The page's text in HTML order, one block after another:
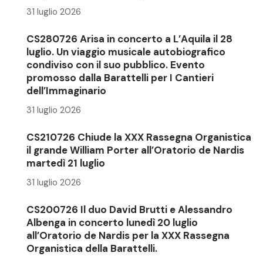
31 luglio 2026
CS280726 Arisa in concerto a L’Aquila il 28
luglio. Un viaggio musicale autobiografico
condiviso con il suo pubblico. Evento
promosso dalla Barattelli per I Cantieri
dell’Immaginario
31 luglio 2026
CS210726 Chiude la XXX Rassegna Organistica
il grande William Porter all’Oratorio de Nardis
martedì 21 luglio
31 luglio 2026
CS200726 Il duo David Brutti e Alessandro
Albenga in concerto lunedì 20 luglio
all’Oratorio de Nardis per la XXX Rassegna
Organistica della Barattelli.